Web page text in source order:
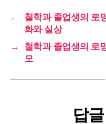
←
철학과 졸업생의 로
화와 실상
→
철학과 졸업생의 로
모
답